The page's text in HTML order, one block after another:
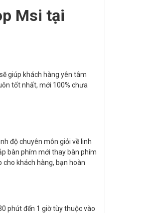
Msi tại
giúp khách hàng yên tâm
tốt nhất, mới 100% chưa
độ chuyên môn giỏi về linh
bàn phím mới thay bàn phím
khách hàng, bạn hoàn
phút đến 1 giờ tùy thuộc vào